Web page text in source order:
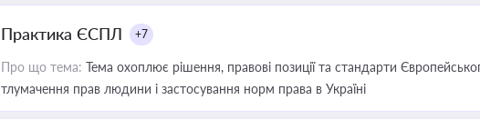
Практика ЄСПЛ +7
Про що тема: Тема охоплює рішення, правові позиції та стандарти
тлумачення прав людини і застосування норм права в Україні